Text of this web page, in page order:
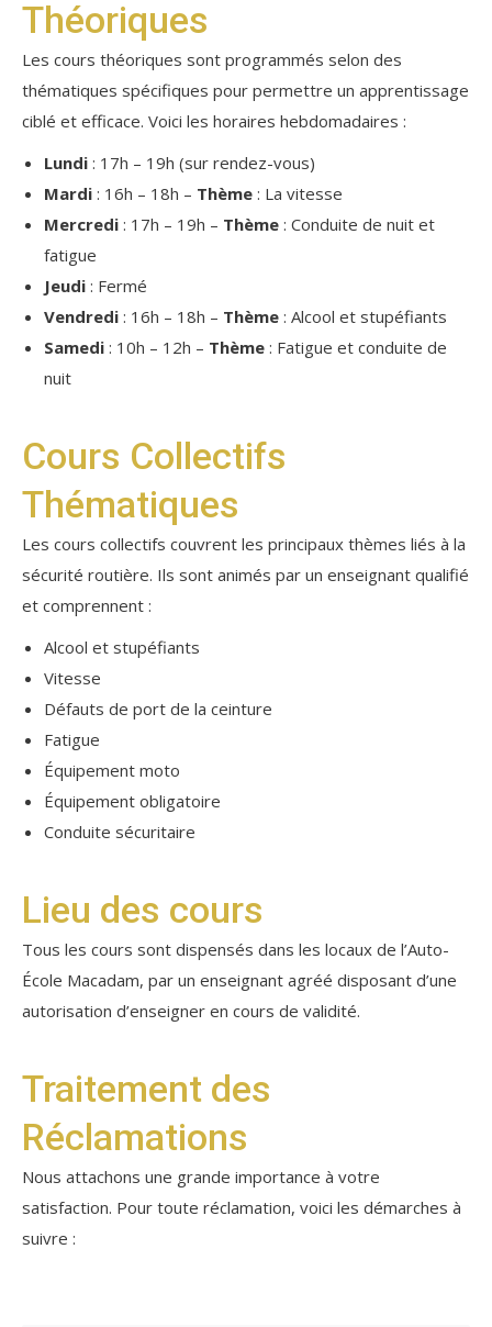
Théoriques
Les cours théoriques sont programmés selon des
thématiques spécifiques pour permettre un apprentissage
ciblé et efficace. Voici les horaires hebdomadaires :
Lundi : 17h – 19h (sur rendez-vous)
Mardi : 16h – 18h – Thème : La vitesse
Mercredi : 17h – 19h – Thème : Conduite de nuit et
fatigue
Jeudi : Fermé
Vendredi : 16h – 18h – Thème : Alcool et stupéfiants
Samedi : 10h – 12h – Thème : Fatigue et conduite de
nuit
Cours Collectifs
Thématiques
Les cours collectifs couvrent les principaux thèmes liés à la
sécurité routière. Ils sont animés par un enseignant qualifié
et comprennent :
Alcool et stupéfiants
Vitesse
Défauts de port de la ceinture
Fatigue
Équipement moto
Équipement obligatoire
Conduite sécuritaire
Lieu des cours
Tous les cours sont dispensés dans les locaux de l’Auto-
École Macadam, par un enseignant agréé disposant d’une
autorisation d’enseigner en cours de validité.
Traitement des
Réclamations
Nous attachons une grande importance à votre
satisfaction. Pour toute réclamation, voici les démarches à
suivre :